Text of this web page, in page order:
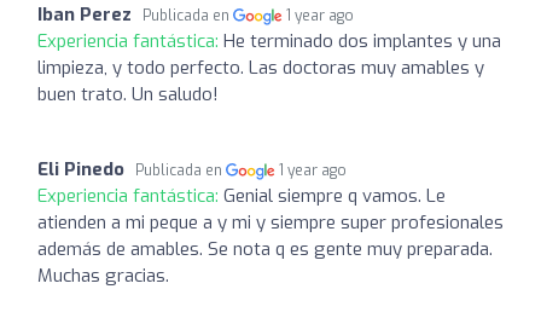
Iban Perez Publicada en 1 year ago
Experiencia fantástica: He terminado dos implantes y una
limpieza, y todo perfecto. Las doctoras muy amables y
buen trato. Un saludo!
Eli Pinedo Publicada en 1 year ago
Experiencia fantástica: Genial siempre q vamos. Le
atienden a mi peque a y mi y siempre super profesionales
además de amables. Se nota q es gente muy preparada.
Muchas gracias.